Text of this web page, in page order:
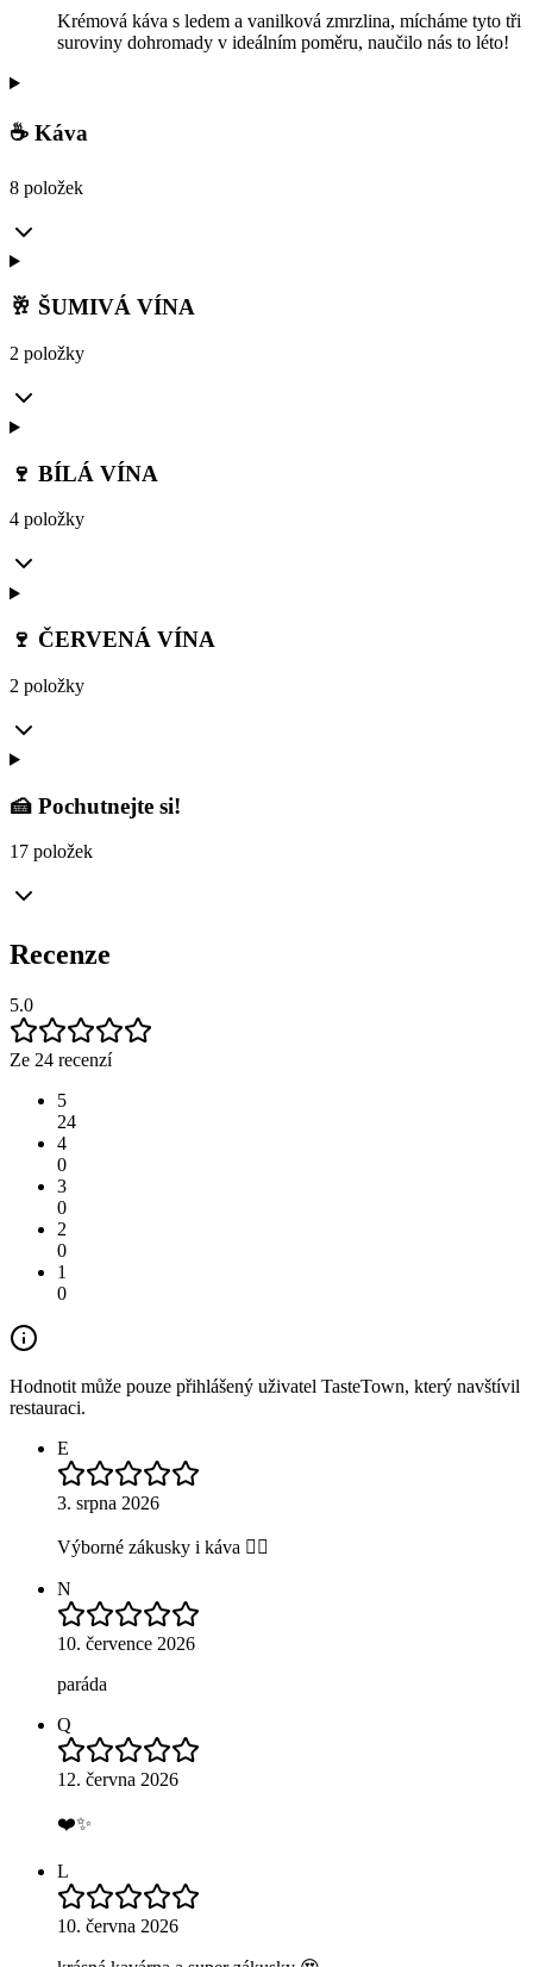
Krémová káva s ledem a vanilková zmrzlina, mícháme tyto tři
suroviny dohromady v ideálním poměru, naučilo nás to léto!
☕ Káva
8 položek
🥂 ŠUMIVÁ VÍNA
2 položky
🍷 BÍLÁ VÍNA
4 položky
🍷 ČERVENÁ VÍNA
2 položky
🍰 Pochutnejte si!
17 položek
Recenze
5.0
Ze 24 recenzí
5
24
4
0
3
0
2
0
1
0
Hodnotit může pouze přihlášený uživatel TasteTown, který navštívil
restauraci.
E
3. srpna 2026
Výborné zákusky i káva 👌🏼
N
10. července 2026
paráda
Q
12. června 2026
❤️✨
L
10. června 2026